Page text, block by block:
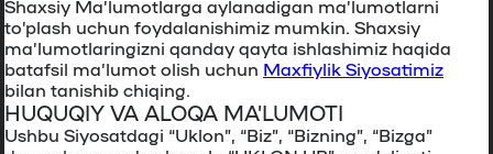
Shaxsiy Ma’lumotlarga aylanadigan ma’lumotlarni
to’plash uchun foydalanishimiz mumkin. Shaxsiy
maʼlumotlaringizni qanday qayta ishlashimiz haqida
batafsil maʼlumot olish uchun Maxfiylik Siyosatimiz
bilan tanishib chiqing.
HUQUQIY VA ALOQA MA’LUMOTI
Ushbu Siyosatdagi “Uklon”, “Biz”, “Bizning”, “Bizga”